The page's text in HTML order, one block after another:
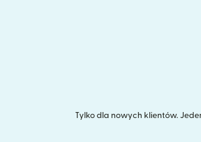
Tylko dla nowych klientów.